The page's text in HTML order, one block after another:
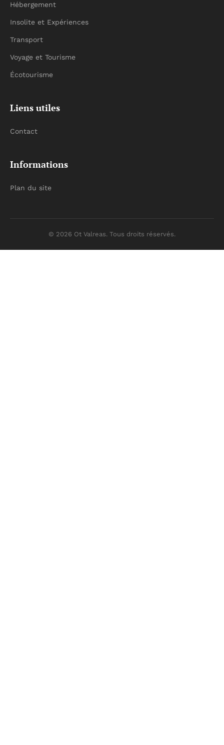
Hébergement
Insolite et Expériences
Transport
Voyage et Tourisme
Écotourisme
Liens utiles
Contact
Informations
Plan du site
© 2026 Ot Valreas. Tous droits réservés.